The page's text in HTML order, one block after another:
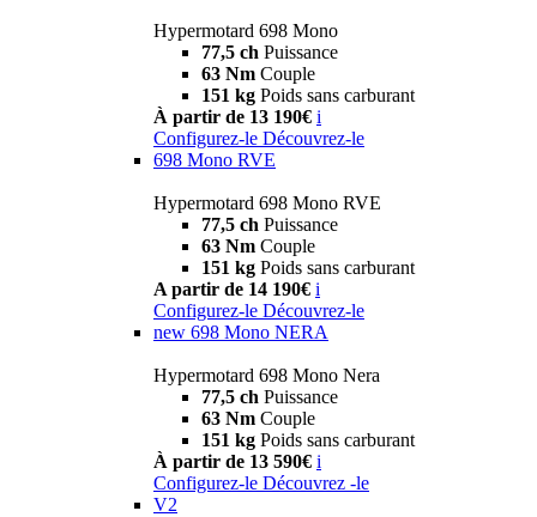
Hypermotard 698 Mono
77,5 ch Puissance
63 Nm Couple
151 kg Poids sans carburant
À partir de 13 190€ i
Configurez-le Découvrez-le
698 Mono RVE
Hypermotard 698 Mono RVE
77,5 ch Puissance
63 Nm Couple
151 kg Poids sans carburant
A partir de 14 190€ i
Configurez-le Découvrez-le
new 698 Mono NERA
Hypermotard 698 Mono Nera
77,5 ch Puissance
63 Nm Couple
151 kg Poids sans carburant
À partir de 13 590€ i
Configurez-le Découvrez -le
V2